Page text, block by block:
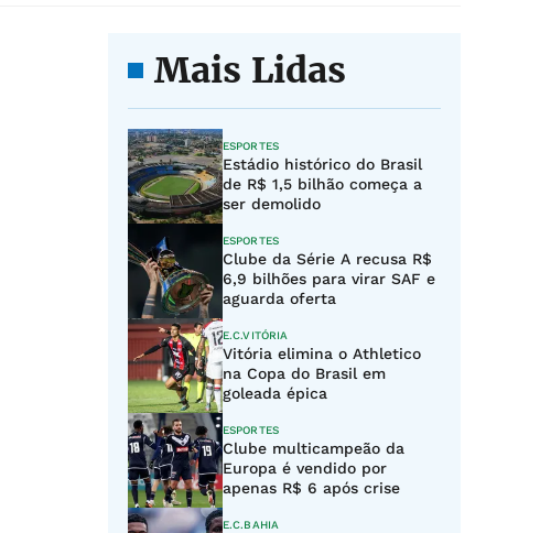
Mais Lidas
ESPORTES
Estádio histórico do Brasil
de R$ 1,5 bilhão começa a
ser demolido
ESPORTES
Clube da Série A recusa R$
6,9 bilhões para virar SAF e
aguarda oferta
E.C.VITÓRIA
Vitória elimina o Athletico
na Copa do Brasil em
goleada épica
ESPORTES
Clube multicampeão da
Europa é vendido por
apenas R$ 6 após crise
E.C.BAHIA